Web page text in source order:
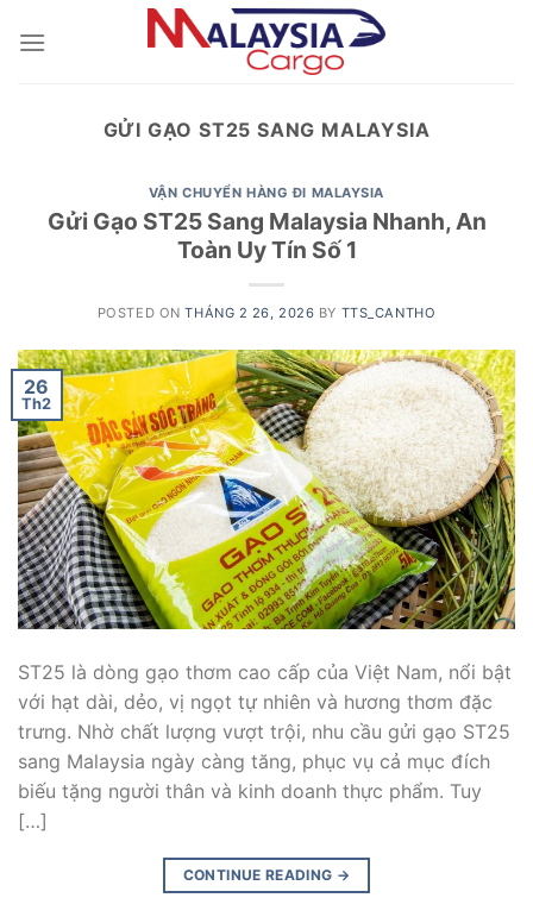
GỬI GẠO ST25 SANG MALAYSIA
VẬN CHUYỂN HÀNG ĐI MALAYSIA
Gửi Gạo ST25 Sang Malaysia Nhanh, An
Toàn Uy Tín Số 1
POSTED ONTHÁNG 2 26, 2026 BY TTS_CANTHO
26
Th2
ST25 là dòng gạo thơm cao cấp của Việt Nam, nổi bật
với hạt dài, dẻo, vị ngọt tự nhiên và hương thơm đặc
trưng. Nhờ chất lượng vượt trội, nhu cầu gửi gạo ST25
sang Malaysia ngày càng tăng, phục vụ cả mục đích
biếu tặng người thân và kinh doanh thực phẩm. Tuy
[…]
CONTINUE READING →